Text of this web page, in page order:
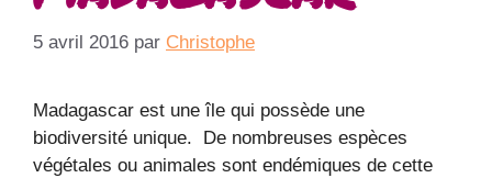
5 avril 2016 par Christophe
Madagascar est une île qui possède une
biodiversité unique. De nombreuses espèces
végétales ou animales sont endémiques de cette